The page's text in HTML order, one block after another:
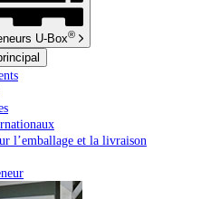
U-Box®
l’emballage et la livraison